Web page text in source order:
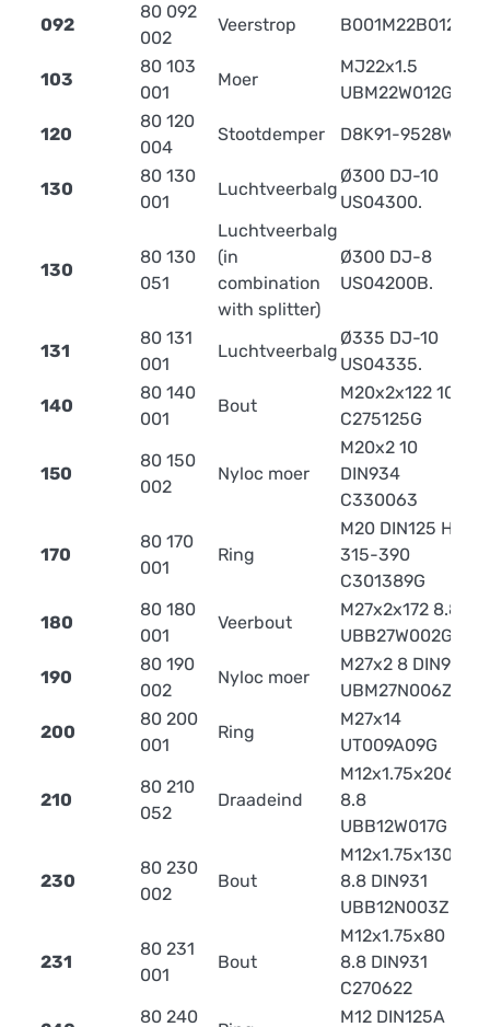
092
80 092
002
Veerstrop B001M22B012
103
80 103
001
Moer
MJ22x1.5
UBM22W012G
120
80 120
004
Stootdemper D8K91-9528W
130
80 130
001
Luchtveerbalg
Ø300 DJ-10
US04300.
130
80 130
051
Luchtveerbalg
(in
combination
with splitter)
Ø300 DJ-8
US04200B.
131
80 131
001
Luchtveerbalg
Ø335 DJ-10
US04335.
140
80 140
001
Bout
M20x2x122 10.9
C275125G
150
80 150
002
Nyloc moer
M20x2 10
DIN934
C330063
170
80 170
001
Ring
M20 DIN125 HV
315-390
C301389G
180
80 180
001
Veerbout
M27x2x172 8.8
UBB27W002G
190
80 190
002
Nyloc moer
M27x2 8 DIN985
UBM27N006ZN
200
80 200
001
Ring
M27x14
UT009A09G
210
80 210
052
Draadeind
M12x1.75x206
8.8
UBB12W017G
230
80 230
002
Bout
M12x1.75x130
8.8 DIN931
UBB12N003Z
231
80 231
001
Bout
M12x1.75x80
8.8 DIN931
C270622
80 240 M12 DIN125A